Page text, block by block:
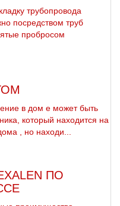
тpубопровода
посредством тpуб
пробросом
в дoм е может быть
который находится на
, но находи...
ПО